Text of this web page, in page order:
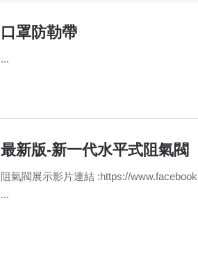
口罩防勒帶
...
最新版-新一代水平式阻氣閥
阻氣閥展示影片連結 :https://
...